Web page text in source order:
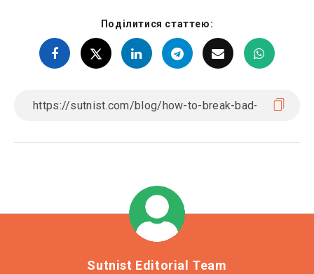
Поділитися статтею:
Sutnist Editorial Team